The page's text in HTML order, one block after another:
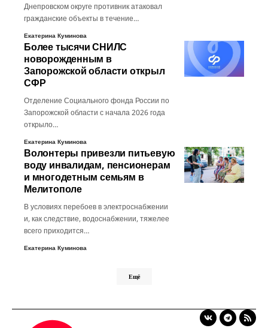
Днепровском округе противник атаковал
гражданские объекты в течение…
Екатерина Куминова
Более тысячи СНИЛС
новорожденным в
Запорожской области открыл
СФР
Отделение Социального фонда России по
Запорожской области с начала 2026 года
открыло…
Екатерина Куминова
Волонтеры привезли питьевую
воду инвалидам, пенсионерам
и многодетным семьям в
Мелитополе
В условиях перебоев в электроснабжении
и, как следствие, водоснабжении, тяжелее
всего приходится…
Екатерина Куминова
Ещё